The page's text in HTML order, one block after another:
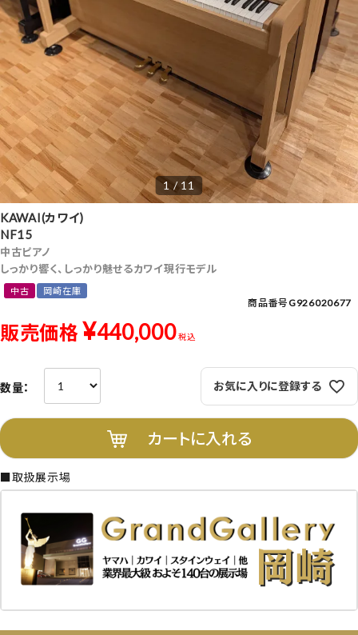
1 / 11
KAWAI(カワイ)
NF15
中古ピアノ
しっかり響く、しっかり魅せるカワイ現行モデル
中古 岡崎在庫
商品番号G926020677
販売価格 ¥440,000 税込
お気に入りに登録する
カートに入れる
■取扱展示場